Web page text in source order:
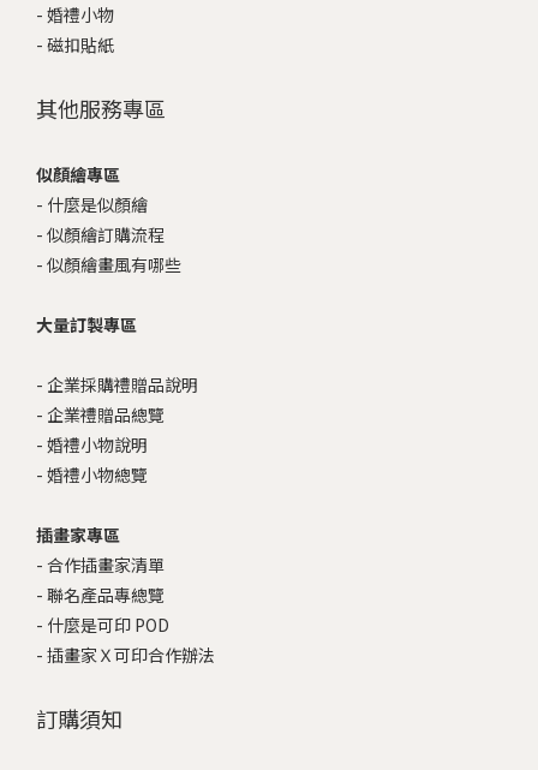
- 婚禮小物
- 磁扣貼紙
其他服務專區
似顏繪專區
- 什麼是似顏繪
- 似顏繪訂購流程
- 似顏繪畫風有哪些
大量訂製專區
- 企業採購禮贈品說明
- 企業禮贈品總覽
- 婚禮小物說明
- 婚禮小物總覽
插畫家專區
- 合作插畫家清單
- 聯名產品專總覽
- 什麼是可印 POD
- 插畫家Ｘ可印合作辦法
訂購須知